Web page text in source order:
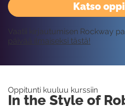
Katso
Vaatii kirjautumisen Rockway
päivää ilmaiseksi tästä!
Oppitunti kuuluu kurssiin
In the Style of